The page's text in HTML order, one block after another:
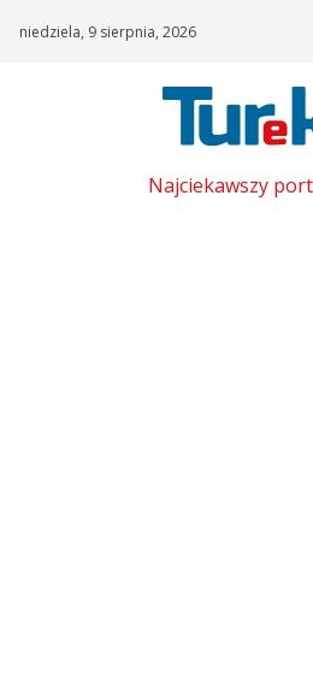
niedziela, 9 sierpnia, 2026
Najciekawszy